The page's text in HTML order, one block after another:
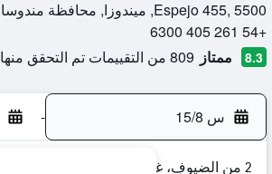
Espejo 455, 5500, ميندوزا, محافظة مندوسا, الأرجنتين
+54 261 405 6300
8.3 ممتاز 809 من التقييمات تم التحقق منها
س 15/8 -
2 من الضيوف، غرفة واحدة